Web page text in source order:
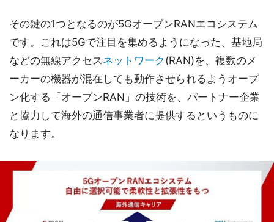
その鍵の1つとなるのが5GオープンRANエコシステム
です。これは5Gで注目を集めるようになった、基地局
などの無線アクセスネットワーク (RAN)を、複数のメ
ーカーの機器が混在しても動作させられるようオープ
ン化する「オープンRAN」の技術を、パートナー企業
と協力して海外の通信事業者に提供するというものに
なります。